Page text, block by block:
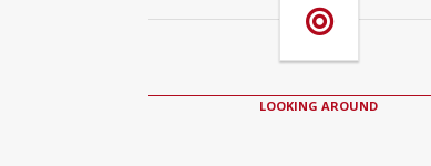
LOOKING AROUND